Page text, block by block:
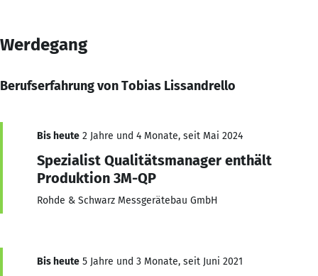
Werdegang
Berufserfahrung von Tobias Lissandrello
Bis heute 2 Jahre und 4 Monate, seit Mai 2024
Spezialist Qualitätsmanager enthält
Produktion 3M-QP
Rohde & Schwarz Messgerätebau GmbH
Bis heute 5 Jahre und 3 Monate, seit Juni 2021